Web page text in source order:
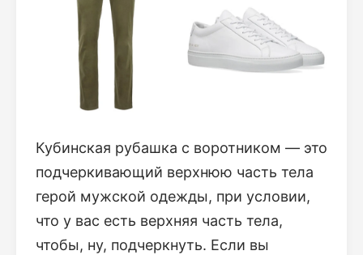
Кубинская рубашка с воротником — это
подчеркивающий верхнюю часть тела
герой мужской одежды, при условии,
что у вас есть верхняя часть тела,
чтобы, ну, подчеркнуть. Если вы